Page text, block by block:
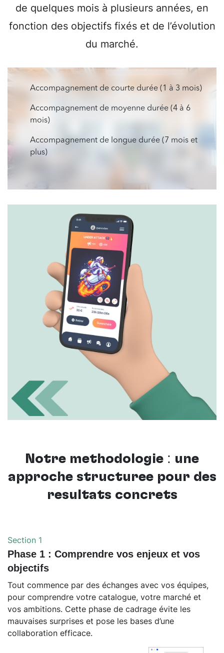
de quelques mois à plusieurs années, en
fonction des objectifs fixés et de l’évolution
du marché.
Accompagnement de courte durée (1 à 3 mois)
Accompagnement de moyenne durée (4 à 6
mois)
Accompagnement de longue durée (7 mois et
plus)
Notre méthodologie : une
approche structurée pour des
résultats concrets
Section 1
Phase 1 : Comprendre vos enjeux et vos
objectifs
Tout commence par des échanges avec vos équipes,
pour comprendre votre catalogue, votre marché et
vos ambitions. Cette phase de cadrage évite les
mauvaises surprises et pose les bases d’une
collaboration efficace.